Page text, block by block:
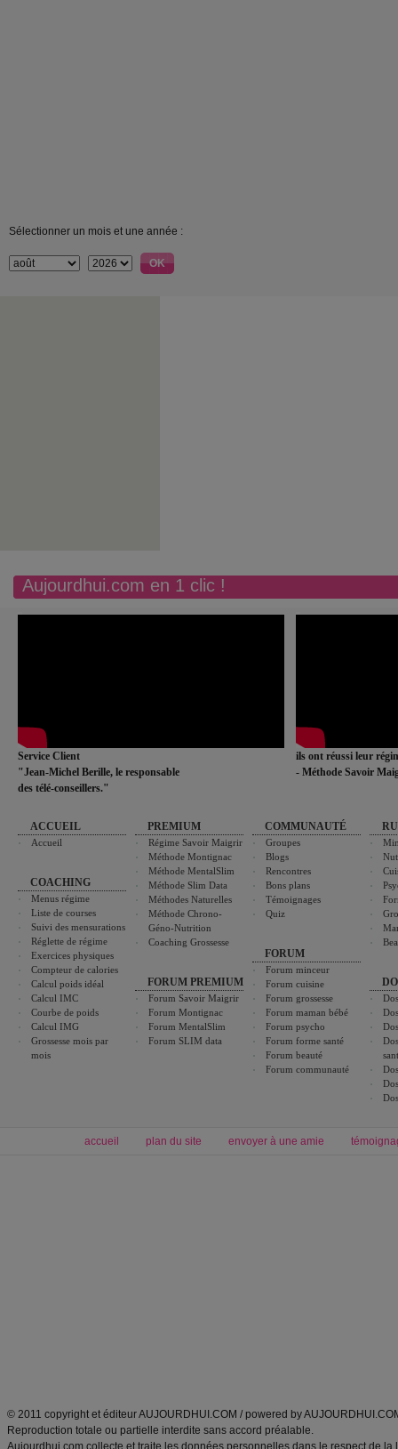
Sélectionner un mois et une année :
Aujourdhui.com en 1 clic !
Service Client
"Jean-Michel Berille, le responsable
des télé-conseillers."
ils ont réussi leur
- Méthode Savoir
ACCUEIL
Accueil
COACHING
Menus régime
Liste de courses
Suivi des mensurations
Réglette de régime
Exercices physiques
Compteur de calories
Calcul poids idéal
Calcul IMC
Courbe de poids
Calcul IMG
Grossesse mois par
mois
PREMIUM
Régime Savoir Maigrir
Méthode Montignac
Méthode MentalSlim
Méthode Slim Data
Méthodes Naturelles
Méthode Chrono-
Géno-Nutrition
Coaching Grossesse
FORUM PREMIUM
Forum Savoir Maigrir
Forum Montignac
Forum MentalSlim
Forum SLIM data
COMMUNAUTÉ
Groupes
Blogs
Rencontres
Bons plans
Témoignages
Quiz
FORUM
Forum minceur
Forum cuisine
Forum grossesse
Forum maman bébé
Forum psycho
Forum forme santé
Forum beauté
Forum communauté
accueil plan du site envoyer à une amie
© 2011 copyright et éditeur AUJOURDHUI.COM / powered by
Reproduction totale ou partielle interdite sans accord préalable.
Aujourdhui.com collecte et traite les données personnelles dans le respect de